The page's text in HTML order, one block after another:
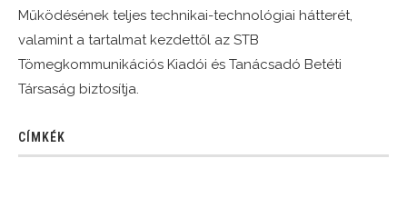
Működésének teljes technikai-technológiai hátterét,
valamint a tartalmat kezdettől az STB
Tömegkommunikációs Kiadói és Tanácsadó Betéti
Társaság biztosítja.
CÍMKÉK